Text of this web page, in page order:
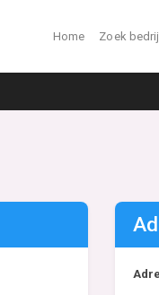
Home Zoek